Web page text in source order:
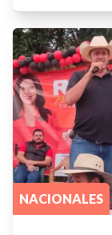
NACIONALES